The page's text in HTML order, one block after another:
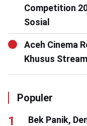
Competition
Sosial
Aceh Cinema
Khusus
Populer
Bek Panik,